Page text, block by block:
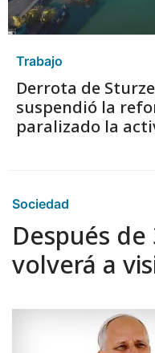
Trabajo
Derrota de
suspendió la
paralizado la
Sociedad
Después de
volverá a